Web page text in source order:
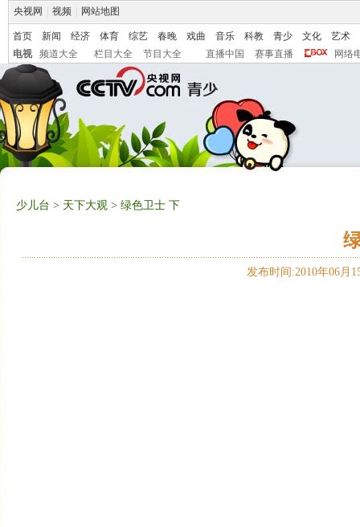
央视网 视频 网站地图
首页 新闻 经济 体育 综艺 春晚 戏曲 音乐 科教 青少 文化
艺术
电视
频道大全 栏目大全 节目大全 直播中国 赛事直播 网络
少儿台 > 天下大观 > 绿色卫士 下
发布时间:2010年06月